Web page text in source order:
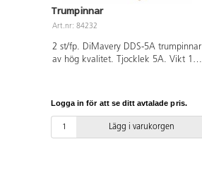
Trumpinnar
Art.nr: 84232
2 st/fp. DiMavery DDS-5A trumpinnar
av hög kvalitet. Tjocklek 5A. Vikt 100
Logga in för att se ditt avtalade pris.
Lägg i varukorgen